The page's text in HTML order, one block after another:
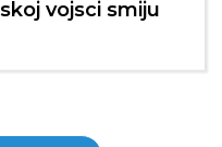
vojsci smiju